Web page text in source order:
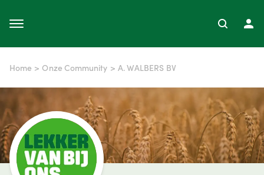
Home > Onze Community > A. WALBERS BV